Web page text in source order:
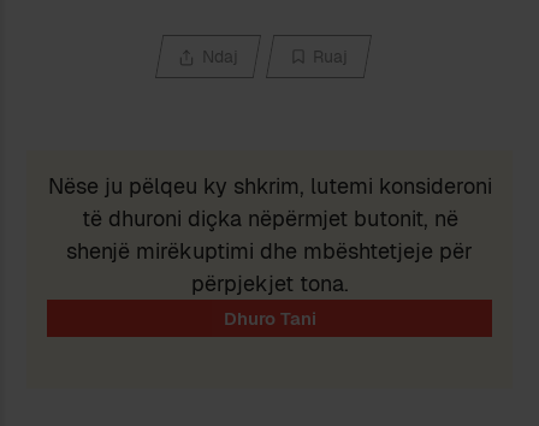
Ndaj Ruaj
Nëse ju pëlqeu ky shkrim, lutemi konsideroni
të dhuroni diçka nëpërmjet butonit, në
shenjë mirëkuptimi dhe mbështetjeje për
përpjekjet tona.